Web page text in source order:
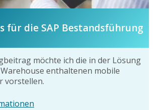
für die SAP Bestandsführung
möchte ich die in der Lösung
enthaltenen mobile
vorstellen.